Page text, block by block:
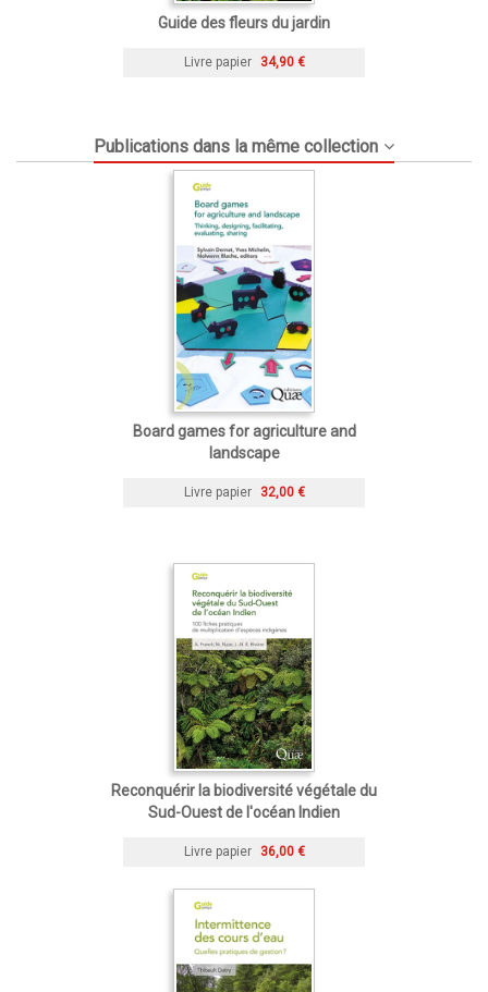
Guide des fleurs du jardin
Livre papier 34,90 €
Publications dans la même collection
Board games for agriculture and
landscape
Livre papier 32,00 €
Reconquérir la biodiversité végétale du
Sud-Ouest de l'océan Indien
Livre papier 36,00 €